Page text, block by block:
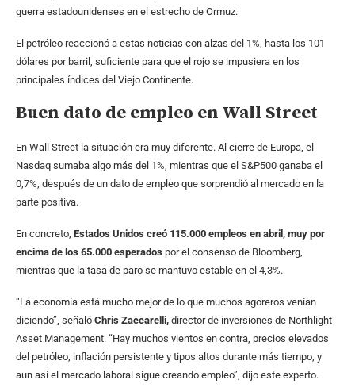
guerra estadounidenses en el estrecho de Ormuz.
El petróleo reaccionó a estas noticias con alzas del 1%, hasta los 101
dólares por barril, suficiente para que el rojo se impusiera en los
principales índices del Viejo Continente.
Buen dato de empleo en Wall Street
En Wall Street la situación era muy diferente. Al cierre de Europa, el
Nasdaq sumaba algo más del 1%, mientras que el S&P500 ganaba el
0,7%, después de un dato de empleo que sorprendió al mercado en la
parte positiva.
En concreto, Estados Unidos creó 115.000 empleos en abril, muy por
encima de los 65.000 esperados por el consenso de Bloomberg,
mientras que la tasa de paro se mantuvo estable en el 4,3%.
“La economía está mucho mejor de lo que muchos agoreros venían
diciendo”, señaló Chris Zaccarelli, director de inversiones de Northlight
Asset Management. “Hay muchos vientos en contra, precios elevados
del petróleo, inflación persistente y tipos altos durante más tiempo, y
aun así el mercado laboral sigue creando empleo”, dijo este experto.